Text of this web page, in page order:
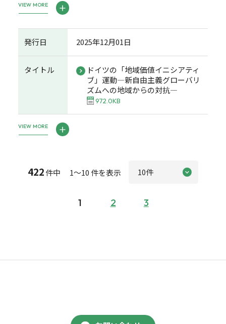
VIEW MORE
発行日 2025年12月01日
タイトル
ドイツの「地域価値イニシアティ
ブ」運動―新自由主義グローバリ
ズムへの地域からの対抗―
972.0KB
VIEW MORE
422件中 1～10 件を表示
1 2 3